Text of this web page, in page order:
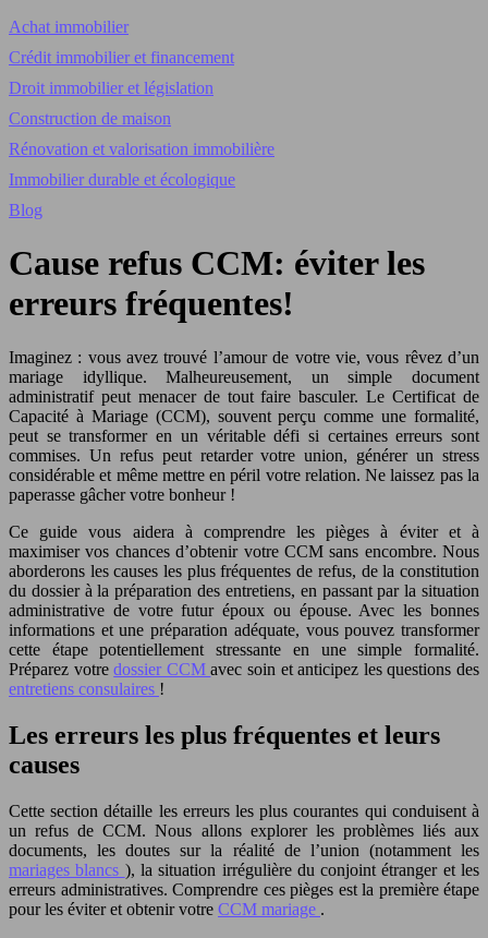
Achat immobilier
Crédit immobilier et financement
Droit immobilier et législation
Construction de maison
Rénovation et valorisation immobilière
Immobilier durable et écologique
Blog
Cause refus CCM: éviter les
erreurs fréquentes!
Imaginez : vous avez trouvé l’amour de votre vie, vous rêvez d’un
mariage idyllique. Malheureusement, un simple document
administratif peut menacer de tout faire basculer. Le Certificat de
Capacité à Mariage (CCM), souvent perçu comme une formalité,
peut se transformer en un véritable défi si certaines erreurs sont
commises. Un refus peut retarder votre union, générer un stress
considérable et même mettre en péril votre relation. Ne laissez pas la
paperasse gâcher votre bonheur !
Ce guide vous aidera à comprendre les pièges à éviter et à
maximiser vos chances d’obtenir votre CCM sans encombre. Nous
aborderons les causes les plus fréquentes de refus, de la constitution
du dossier à la préparation des entretiens, en passant par la situation
administrative de votre futur époux ou épouse. Avec les bonnes
informations et une préparation adéquate, vous pouvez transformer
cette étape potentiellement stressante en une simple formalité.
Préparez votredossier CCMavec soin et anticipez les questions des
entretiens consulaires !
Les erreurs les plus fréquentes et leurs
causes
Cette section détaille les erreurs les plus courantes qui conduisent à
un refus de CCM. Nous allons explorer les problèmes liés aux
documents, les doutes sur la réalité de l’union (notamment les
mariages blancs ), la situation irrégulière du conjoint étranger et les
erreurs administratives. Comprendre ces pièges est la première étape
pour les éviter et obtenir votre CCM mariage .